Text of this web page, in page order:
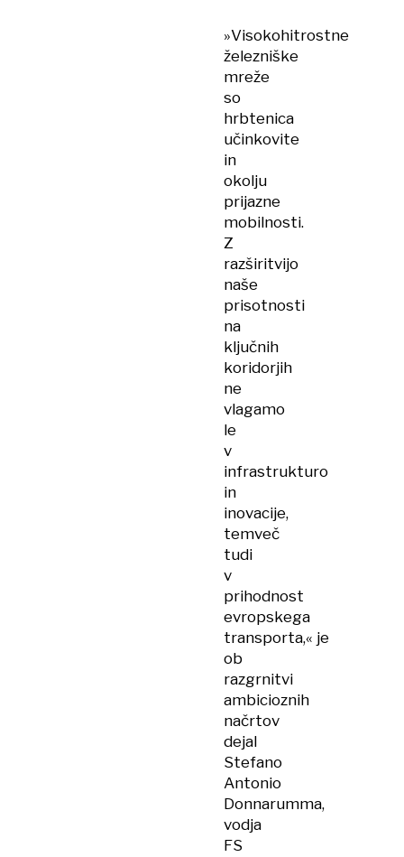
»Visokohitrostne
železniške
mreže
so
hrbtenica
učinkovite
in
okolju
prijazne
mobilnosti.
Z
razširitvijo
naše
prisotnosti
na
ključnih
koridorjih
ne
vlagamo
le
v
infrastrukturo
in
inovacije,
temveč
tudi
v
prihodnost
evropskega
transporta,« je
ob
razgrnitvi
ambicioznih
načrtov
dejal
Stefano
Antonio
Donnarumma,
vodja
FS